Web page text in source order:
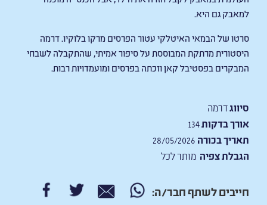
למאבק גם היא.
סרטו של הבמאי האיטלקי עטור הפרסים מרקו בלוקיו. דרמה
היסטורית מרתקת המבוססת על סיפור אמיתי, שהתקבלה לשבחי
המבקרים בפסטיבל קאן וזכתה בפרסים ומועמדויות רבות.
סיווגדרמה
אורך בדקות
תאריך בכורה
הגבלת צפיה מותר לכל
חייבים לשתף חבר/ה: